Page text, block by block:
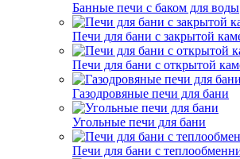
Банные печи с баком для воды
Печи для бани с закрытой
Печи для бани с открытой
Газодровяные печи для бани
Угольные печи для бани
Печи для бани с